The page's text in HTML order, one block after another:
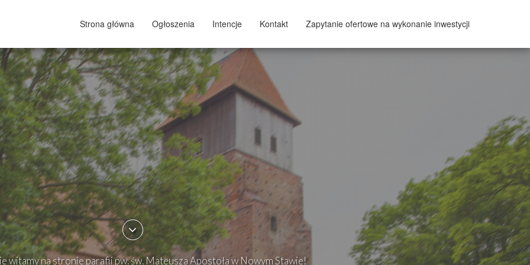
Strona główna Ogłoszenia Intencje Kontakt Zapytanie ofertowe na wykonanie inwestycji
witamy na stronie parafii pw. św. Mateusza Apostoła w Nowym Stawie!